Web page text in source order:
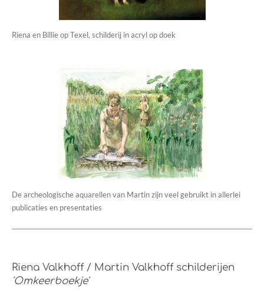
Riena en Billie op Texel, schilderij in acryl op doek
De archeologische aquarellen van Martin zijn veel gebruikt in allerlei
publicaties en presentaties
Riena Valkhoff / Martin Valkhoff schilderijen
'Omkeerboekje'